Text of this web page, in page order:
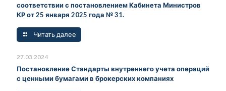
соответствии с постановлением Кабинета Министров
КР от 25 января 2025 года № 31.
Читать далее
27.03.2024
Постановление Стандарты внутреннего учета операций
с ценными бумагами в брокерских компаниях